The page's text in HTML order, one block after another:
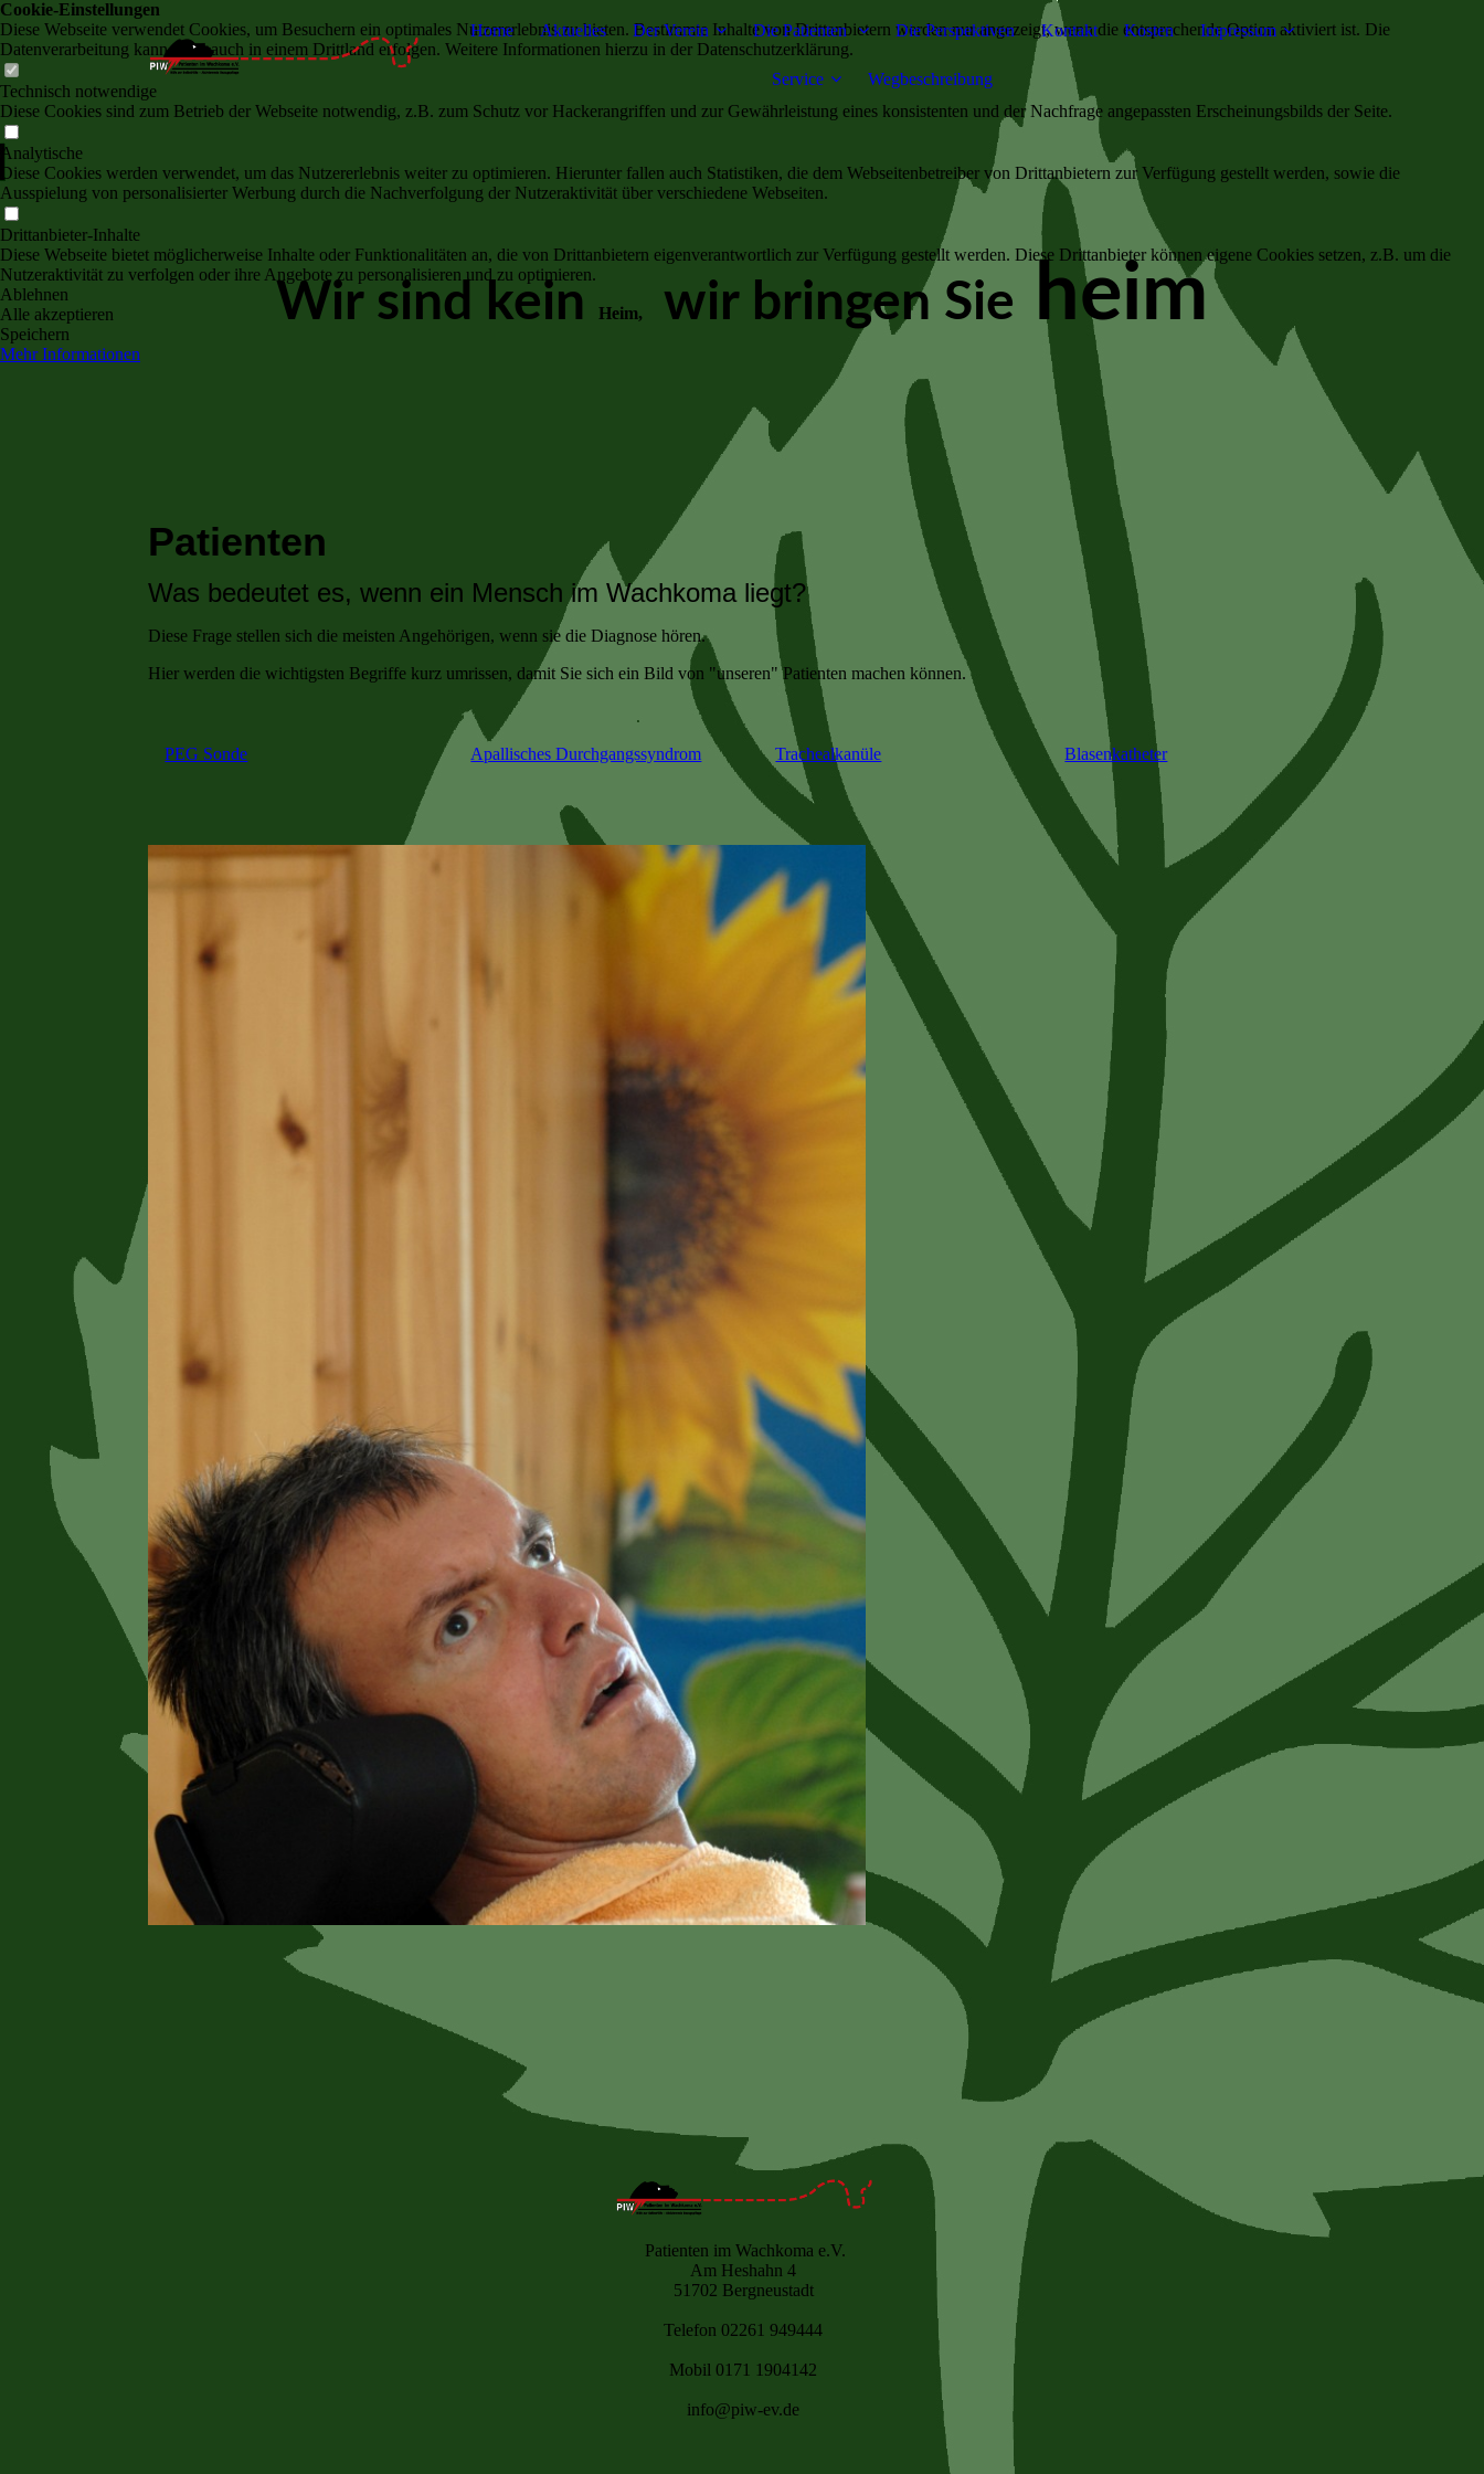
Home Aktuelles Der Verein Die Patienten Die Perspektiven Kontakt Kosten Impressum
Service Wegbeschreibung
Wir sind kein Heim, wir bringen Sie heim
Patienten
Was bedeutet es, wenn ein Mensch im Wachkoma liegt?
Diese Frage stellen sich die meisten Angehörigen, wenn sie die Diagnose hören.
Hier werden die wichtigsten Begriffe kurz umrissen, damit Sie sich ein Bild von "unseren" Patienten machen können.
PEG Sonde Apallisches Durchgangssyndrom Trachealkanüle Blasenkatheter
Patienten im Wachkoma e.V.
Am Heshahn 4
51702 Bergneustadt
Telefon 02261 949444
Mobil 0171 1904142
info@piw-ev.de
Cookie-Einstellungen
Diese Webseite verwendet Cookies, um Besuchern ein optimales Nutzererlebnis zu bieten. Bestimmte Inhalte von Drittanbietern werden nur angezeigt, wenn die entsprechende Option aktiviert ist. Die
Datenverarbeitung kann dann auch in einem Drittland erfolgen. Weitere Informationen hierzu in der Datenschutzerklärung.
Technisch notwendige
Diese Cookies sind zum Betrieb der Webseite notwendig, z.B. zum Schutz vor Hackerangriffen und zur Gewährleistung eines konsistenten und der Nachfrage angepassten Erscheinungsbilds der Seite.
Analytische
Diese Cookies werden verwendet, um das Nutzererlebnis weiter zu optimieren. Hierunter fallen auch Statistiken, die dem Webseitenbetreiber von Drittanbietern zur Verfügung gestellt werden, sowie die
Ausspielung von personalisierter Werbung durch die Nachverfolgung der Nutzeraktivität über verschiedene Webseiten.
Drittanbieter-Inhalte
Diese Webseite bietet möglicherweise Inhalte oder Funktionalitäten an, die von Drittanbietern eigenverantwortlich zur Verfügung gestellt werden. Diese Drittanbieter können eigene Cookies setzen, z.B. um die
Nutzeraktivität zu verfolgen oder ihre Angebote zu personalisieren und zu optimieren.
Ablehnen
Alle akzeptieren
Speichern
Mehr Informationen